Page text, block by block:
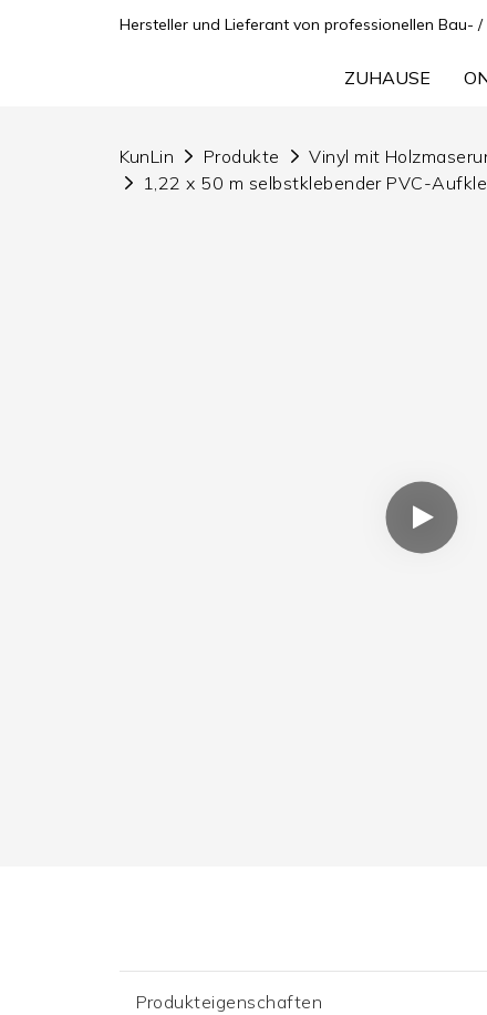
Hersteller und Lieferant von professionellen Bau-
ZUHAUSE
KunLin Produkte Vinyl mit
1,22 x 50 m selbstklebender PVC-
Produkteigenschaften